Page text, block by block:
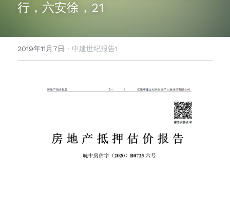
行，六安徐，21
2019年11月7日 · 中建世纪报告1